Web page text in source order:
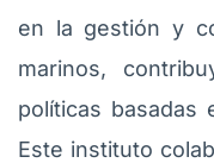
en la gestión y
marinos,
políticas basadas
Este instituto